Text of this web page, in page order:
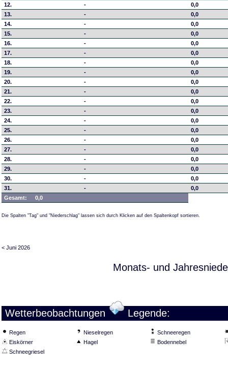
12.
-
0,0
13.
-
0,0
14.
-
0,0
15.
-
0,0
16.
-
0,0
17.
-
0,0
18.
-
0,0
19.
-
0,0
20.
-
0,0
21.
-
0,0
22.
-
0,0
23.
-
0,0
24.
-
0,0
25.
-
0,0
26.
-
0,0
27.
-
0,0
28.
-
0,0
29.
-
0,0
30.
-
0,0
31.
-
0,0
Gesamt:
0,0
Die Spalten "Tag" und "Niederschlag" lassen sich durch Klicken auf den Spaltenkopf sortieren.
< Juni 2026
Monats- und
Wetterbeobachtungen Legende:
Regen Nieselregen
Schneeregen
Eiskörner
Hagel
Bodennebel
Schneegriesel